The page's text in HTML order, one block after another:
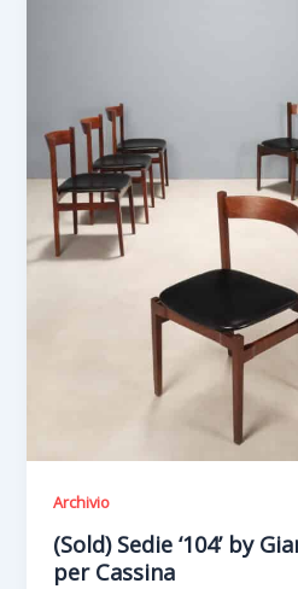
Archivio
(Sold) Sedie ‘104’ by
per Cassina